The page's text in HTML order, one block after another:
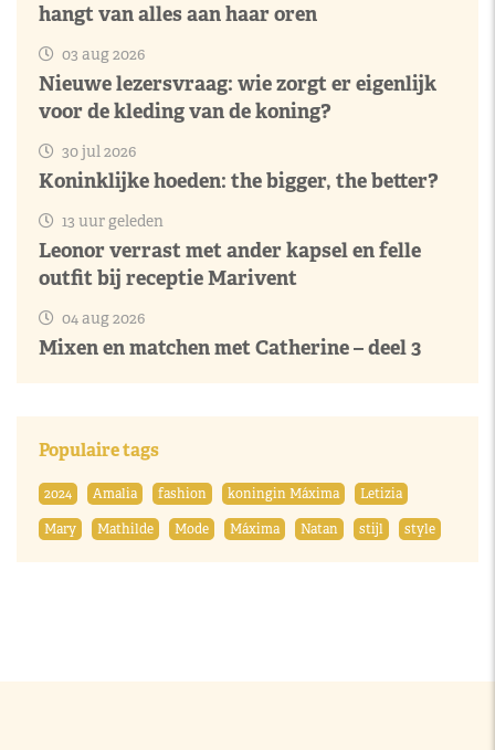
hangt van alles aan haar oren
03 aug 2026
Nieuwe lezersvraag: wie zorgt er eigenlijk
voor de kleding van de koning?
30 jul 2026
Koninklijke hoeden: the bigger, the better?
13 uur geleden
Leonor verrast met ander kapsel en felle
outfit bij receptie Marivent
04 aug 2026
Mixen en matchen met Catherine – deel 3
Populaire tags
2024 Amalia fashion koningin Máxima
Letizia
Mary
Mathilde Mode Máxima Natan stijl style